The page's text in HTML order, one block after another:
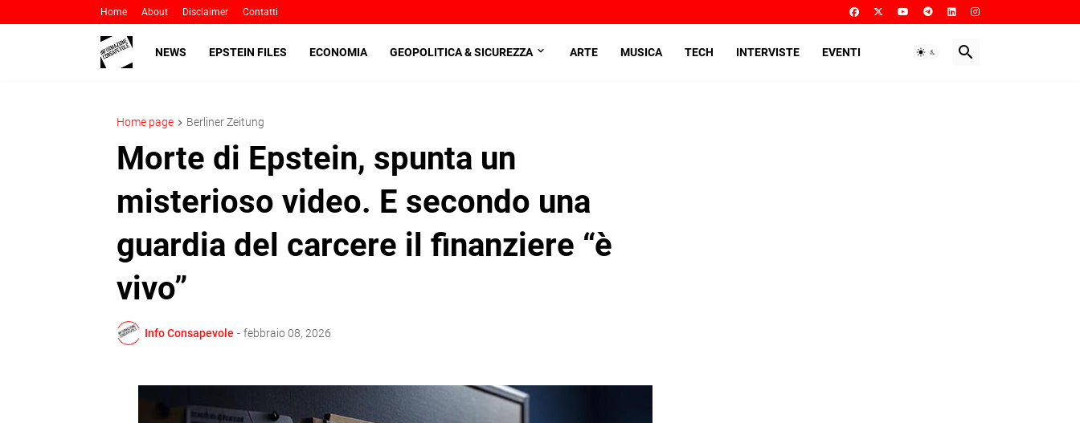
Home About Disclaimer Contatti
NEWS EPSTEIN FILES ECONOMIA GEOPOLITICA & SICUREZZA ARTE MUSICA TECH INTERVISTE EVENTI
Home page Berliner Zeitung
Morte di Epstein, spunta un
misterioso video. E secondo una
guardia del carcere il finanziere “è
vivo”
Info Consapevole - febbraio 08, 2026